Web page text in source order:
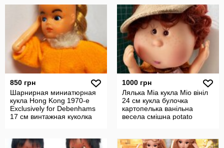
850 грн
Шарнирная миниатюрная
кукла Hong Kong 1970-е
Exclusively for Debenhams
17 см винтажная куколка
1000 грн
Лялька Міа кукла Міо вініл
24 см кукла булочка
картопелька ванільна
весела смішна potato